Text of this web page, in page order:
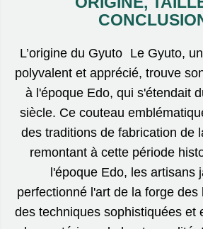
L’origine du Gyuto Le Gyuto,
polyvalent et apprécié, trouve
à l'époque Edo, qui s'étendait
siècle. Ce couteau
des traditions de fabrication de
remontant à cette période
l'époque Edo, les artisans
perfectionné l'art de la forge
des techniques sophistiquées et